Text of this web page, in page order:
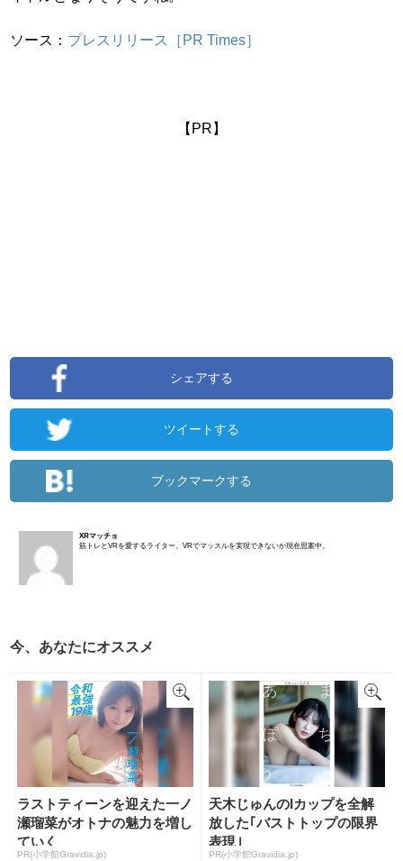
ソース： プレスリリース［PR Times］
【PR】
シェアする
ツイートする
ブックマークする
XRマッチョ
筋トレとVRを愛するライター。VRでマッスルを実現できないか現在思案中。
今、あなたにオススメ
ラストティーンを迎えた一ノ
瀬瑠菜がオトナの魅力を増し
ていく
PR(小学館Gravidia.jp)
天木じゅんのIカップを全解
放した｢バストトップの限界
表現｣
PR(小学館Gravidia.jp)